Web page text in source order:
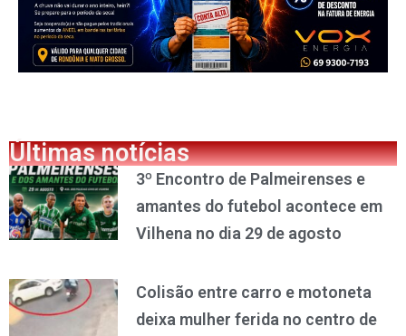
Últimas notícias
3º Encontro de Palmeirenses e
amantes do futebol acontece em
Vilhena no dia 29 de agosto
Colisão entre carro e motoneta
deixa mulher ferida no centro de